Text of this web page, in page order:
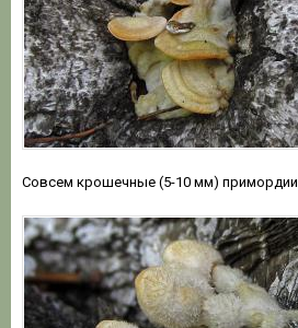
Совсем крошечные (5-10 мм) примордии.